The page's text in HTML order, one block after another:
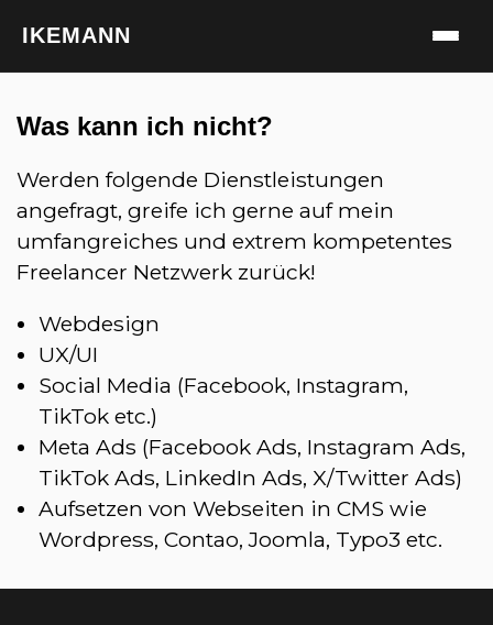
IKEMANN
Was kann ich nicht?
Werden folgende Dienstleistungen
angefragt, greife ich gerne auf mein
umfangreiches und extrem kompetentes
Freelancer Netzwerk zurück!
Webdesign
UX/UI
Social Media (Facebook, Instagram,
TikTok etc.)
Meta Ads (Facebook Ads, Instagram Ads,
TikTok Ads, LinkedIn Ads, X/Twitter Ads)
Aufsetzen von Webseiten in CMS wie
Wordpress, Contao, Joomla, Typo3 etc.